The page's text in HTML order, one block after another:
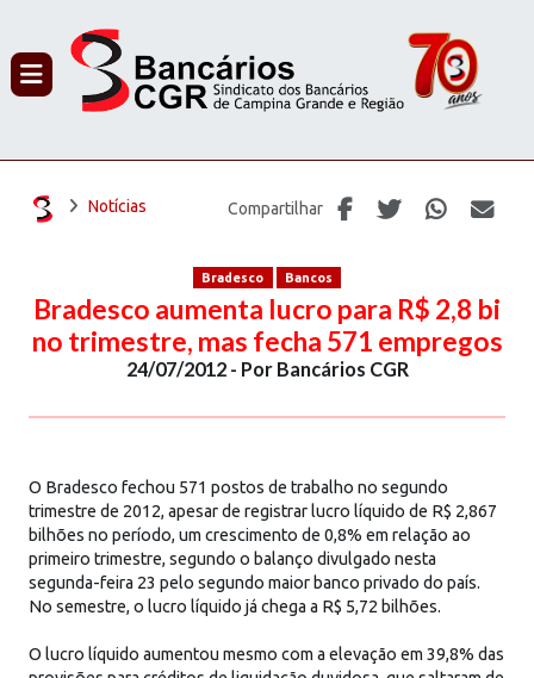
Notícias Compartilhar
Bradesco Bancos
Bradesco aumenta lucro para R$ 2,8 bi
no trimestre, mas fecha 571 empregos
24/07/2012 - Por Bancários CGR
O Bradesco fechou 571 postos de trabalho no segundo
trimestre de 2012, apesar de registrar lucro líquido de R$ 2,867
bilhões no período, um crescimento de 0,8% em relação ao
primeiro trimestre, segundo o balanço divulgado nesta
segunda-feira 23 pelo segundo maior banco privado do país.
No semestre, o lucro líquido já chega a R$ 5,72 bilhões.
O lucro líquido aumentou mesmo com a elevação em 39,8% das